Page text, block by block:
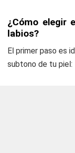
¿Cómo elegir
labios?
El primer paso es
subtono de tu piel: